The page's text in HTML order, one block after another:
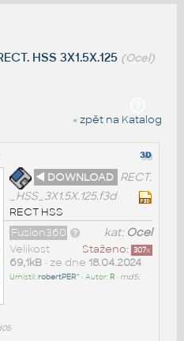
HSS 3X1.5X.125 (Ocel)
« zpět na Katalog
◄ DOWNLOAD RECT.
_HSS_3X1.5X.125.f3d
RECT HSS
kat: Ocel
Fusion360
Staženo: 307x
Velikost
69,1kB• ze dne 18.04.2024
Umístil:robertPER^ • Autor: R• md5: